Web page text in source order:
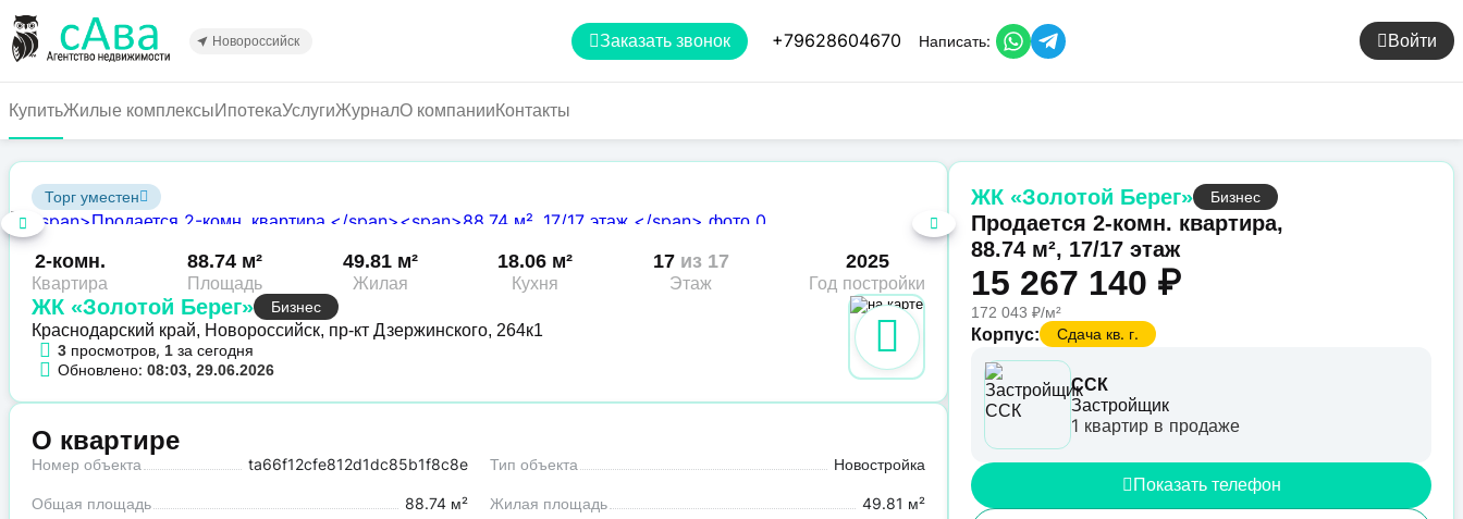
Перейти
основному
Новороссийск Заказать звонок +79628604670 Написать: Войти
КупитьЖилые комплексыИпотекаУслугиЖурналО компанииКонтакты
Торг уместен
2-комн.
Квартира
88.74 м²
Площадь
49.81 м²
Жилая
18.06 м²
Кухня
17 из 17
Этаж
2025
Год постройки
ЖК «Золотой Берег»
Бизнес
Краснодарский край, Новороссийск, пр-кт Дзержинского, 264к1
3 просмотров, 1 за сегодня
Обновлено: 08:03, 29.06.2026
О квартире
Номер объекта ta66f12cfe812d1dc85b1f8c8e Тип объекта Новостройка
Общая площадь 88.74 м² Жилая площадь 49.81 м²
Продается 2-комн. квартира,
88.74 м², 17/17 этаж
15 267 140 ₽
172 043 ₽/м²
ЖК «Золотой Берег» Бизнес
Корпус: Сдача кв. г.
ССК
Застройщик
1 квартир в продаже
Показать телефон